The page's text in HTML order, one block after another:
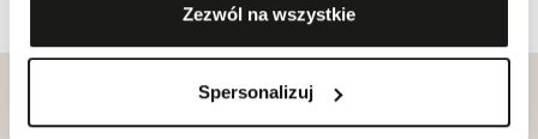
Zezwól na wszystkie
Spersonalizuj